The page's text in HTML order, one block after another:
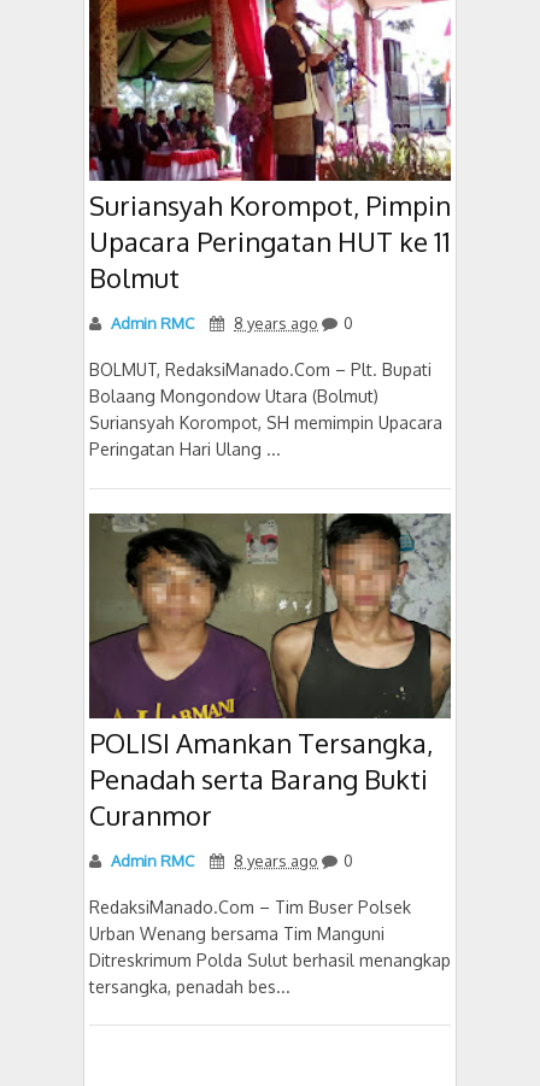
Suriansyah Korompot, Pimpin
Upacara Peringatan HUT ke 11
Bolmut
Admin RMC 8 years ago 0
BOLMUT, RedaksiManado.Com – Plt. Bupati
Bolaang Mongondow Utara (Bolmut)
Suriansyah Korompot, SH memimpin Upacara
Peringatan Hari Ulang ...
POLISI Amankan Tersangka,
Penadah serta Barang Bukti
Curanmor
Admin RMC 8 years ago 0
RedaksiManado.Com – Tim Buser Polsek
Urban Wenang bersama Tim Manguni
Ditreskrimum Polda Sulut berhasil menangkap
tersangka, penadah bes...